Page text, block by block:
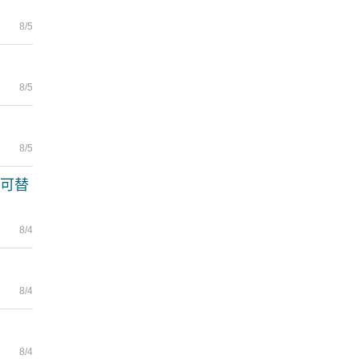
8/5
8/5
8/5
替
8/4
8/4
8/4